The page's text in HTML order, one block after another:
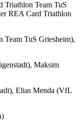
Triathlon Team TuS
REA Card Triathlon
Team TuS Griesheim),
Maksim
Elias Menda (VfL